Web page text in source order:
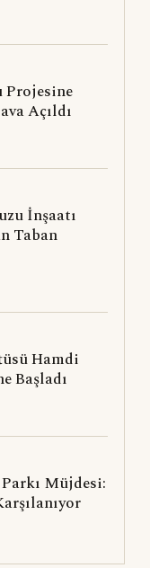
Projesine
Açıldı
İnşaatı
Taban
Hamdi
Başladı
Müjdesi: